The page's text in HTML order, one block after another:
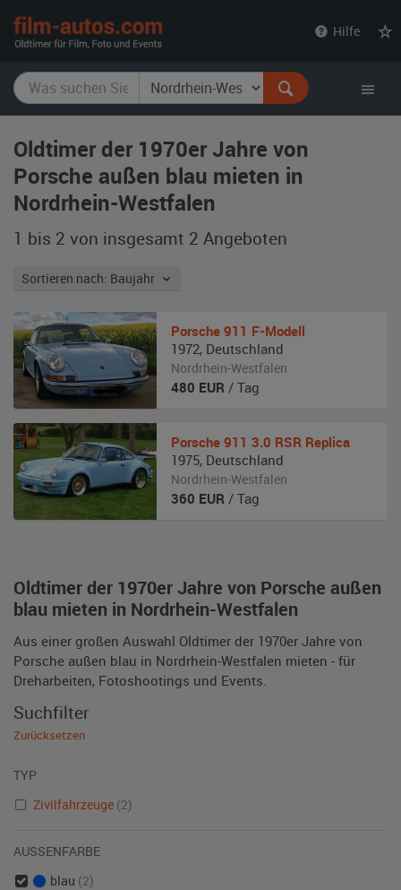
Hilfe
Oldtimer der 1970er Jahre von
Porsche außen blau mieten in
Nordrhein-Westfalen
1 bis 2 von insgesamt 2 Angeboten
Sortieren nach: Baujahr
Oldtimer der 1970er Jahre von Porsche außen
blau mieten in Nordrhein-Westfalen
Aus einer großen Auswahl Oldtimer der 1970er Jahre von
Porsche außen blau in Nordrhein-Westfalen mieten - für
Dreharbeiten, Fotoshootings und Events.
Porsche 911 F-Modell
1972, Deutschland
Nordrhein-Westfalen
480 EUR / Tag
Porsche 911 3.0 RSR Replica
1975, Deutschland
Nordrhein-Westfalen
360 EUR / Tag
Suchfilter
Zurücksetzen
TYP
Zivilfahrzeuge (2)
AUSSENFARBE
blau (2)